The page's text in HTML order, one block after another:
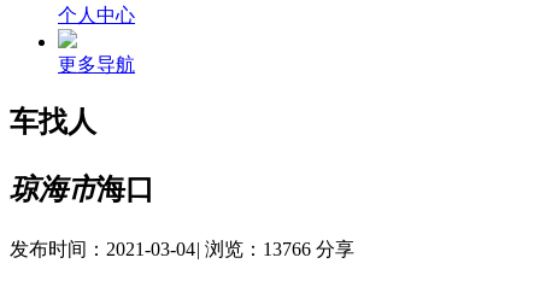
个人中心
更多导航
车找人
琼海市海口
发布时间：2021-03-04| 浏览：13766 分享